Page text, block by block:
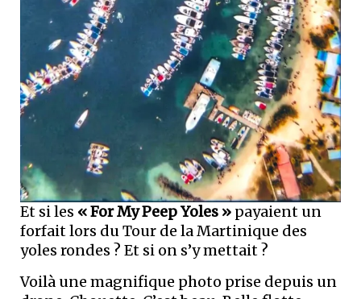
Et si les « For My Peep Yoles » payaient un
forfait lors du Tour de la Martinique des
yoles rondes ? Et si on s’y mettait ?
Voilà une magnifique photo prise depuis un